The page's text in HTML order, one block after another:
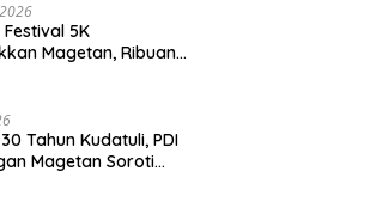
Festival 5K
Magetan, Ribuan
Tahun Kudatuli, PDI
Magetan Soroti